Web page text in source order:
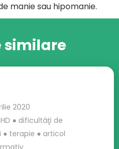
manie sau hipomanie.
similare
2020
● dificultăţi de
● terapie ● articol